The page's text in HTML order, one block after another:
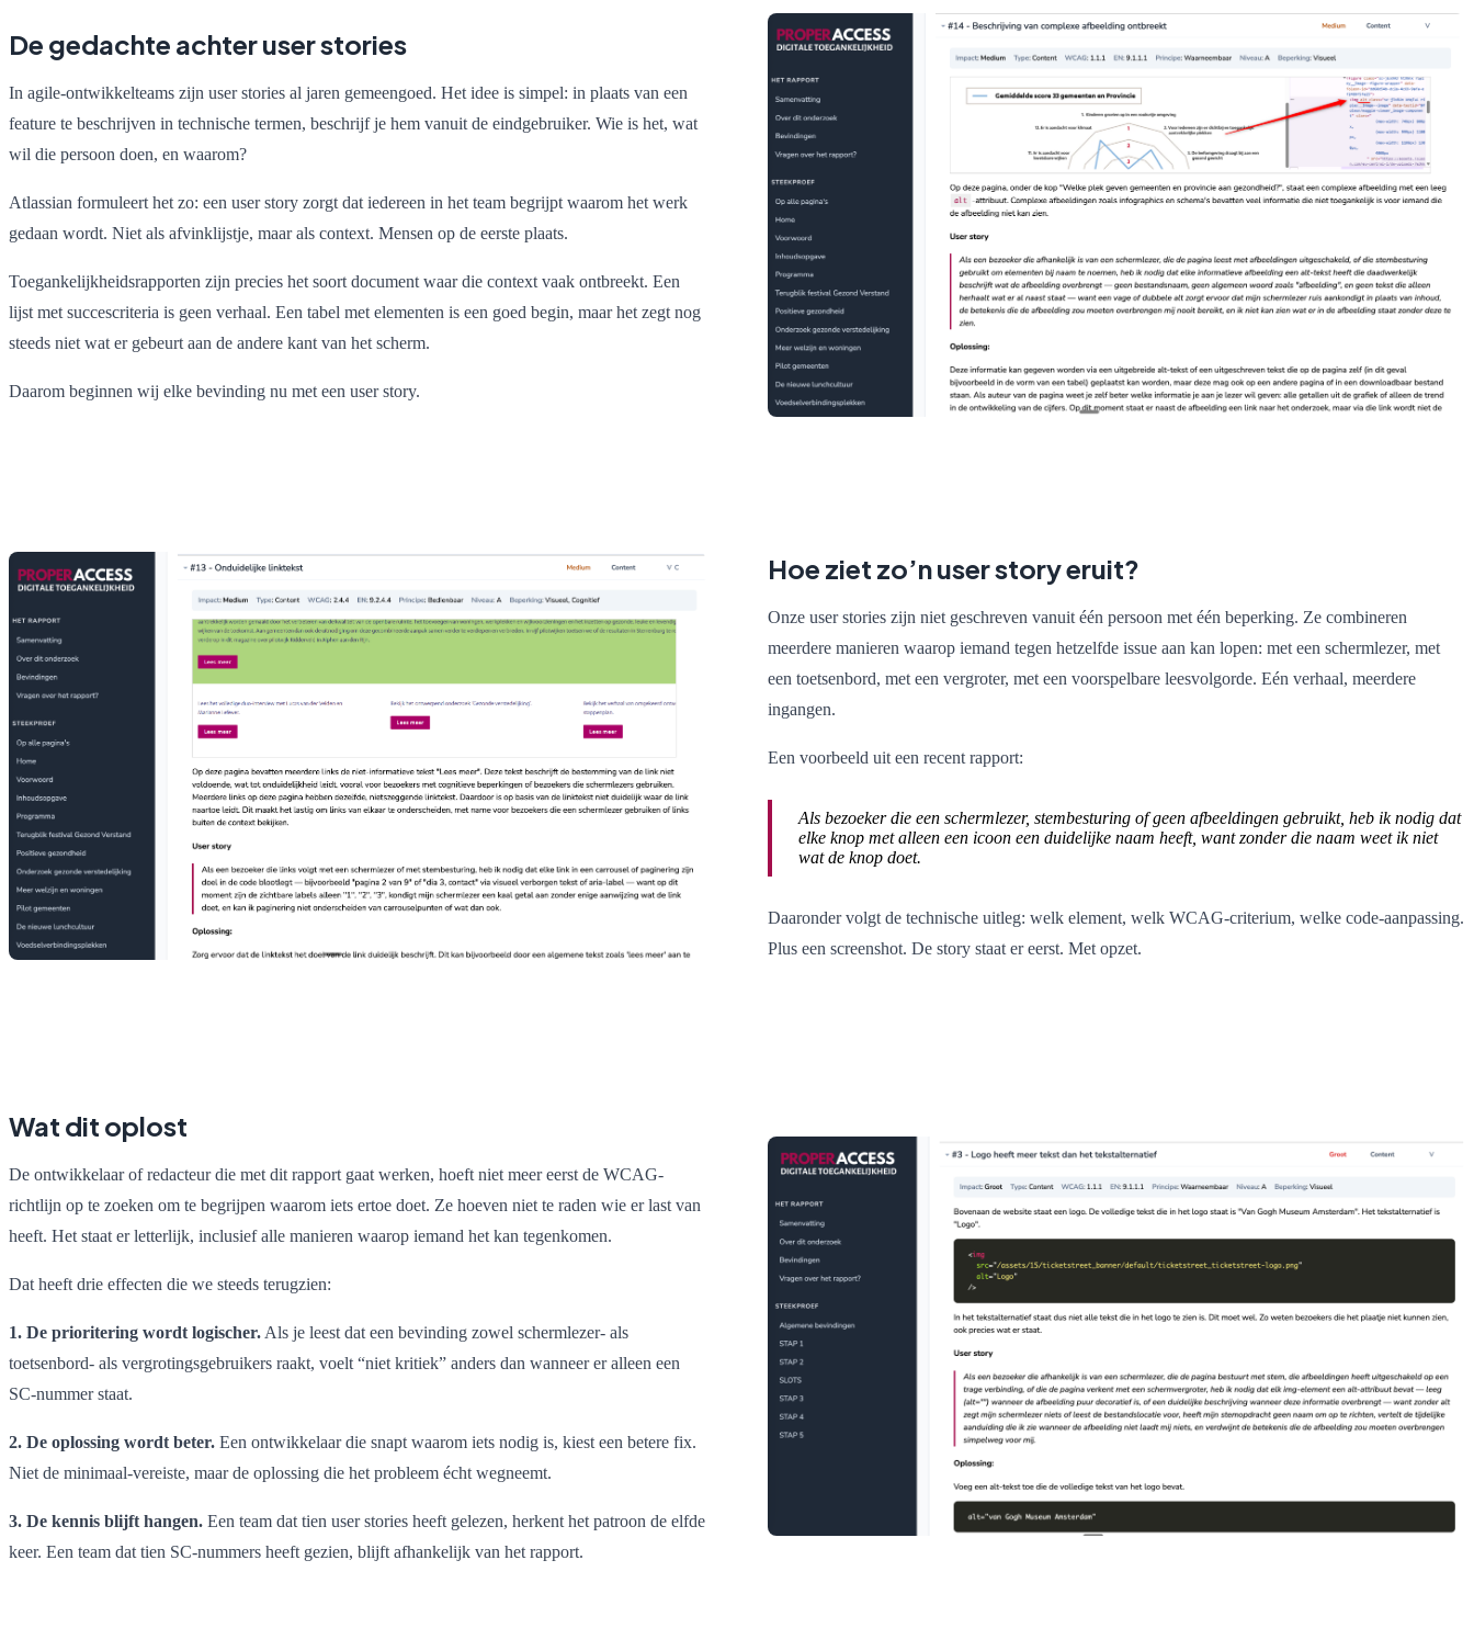
De gedachte achter user stories
In agile-ontwikkelteams zijn user stories al jaren gemeengoed. Het idee is simpel: in plaats van een
feature te beschrijven in technische termen, beschrijf je hem vanuit de eindgebruiker. Wie is het, wat
wil die persoon doen, en waarom?
Atlassian formuleert het zo: een user story zorgt dat iedereen in het team begrijpt waarom het werk
gedaan wordt. Niet als afvinklijstje, maar als context. Mensen op de eerste plaats.
Toegankelijkheidsrapporten zijn precies het soort document waar die context vaak ontbreekt. Een
lijst met succescriteria is geen verhaal. Een tabel met elementen is een goed begin, maar het zegt nog
steeds niet wat er gebeurt aan de andere kant van het scherm.
Daarom beginnen wij elke bevinding nu met een user story.
Hoe ziet zo’n user story eruit?
Onze user stories zijn niet geschreven vanuit één persoon met één beperking. Ze combineren
meerdere manieren waarop iemand tegen hetzelfde issue aan kan lopen: met een schermlezer, met
een toetsenbord, met een vergroter, met een voorspelbare leesvolgorde. Eén verhaal, meerdere
ingangen.
Een voorbeeld uit een recent rapport:
Als bezoeker die een schermlezer, stembesturing of geen afbeeldingen gebruikt, heb ik nodig dat
elke knop met alleen een icoon een duidelijke naam heeft, want zonder die naam weet ik niet
wat de knop doet.
Daaronder volgt de technische uitleg: welk element, welk WCAG-criterium, welke code-aanpassing.
Plus een screenshot. De story staat er eerst. Met opzet.
Wat dit oplost
De ontwikkelaar of redacteur die met dit rapport gaat werken, hoeft niet meer eerst de WCAG-
richtlijn op te zoeken om te begrijpen waarom iets ertoe doet. Ze hoeven niet te raden wie er last van
heeft. Het staat er letterlijk, inclusief alle manieren waarop iemand het kan tegenkomen.
Dat heeft drie effecten die we steeds terugzien:
1. De prioritering wordt logischer. Als je leest dat een bevinding zowel schermlezer- als
toetsenbord- als vergrotingsgebruikers raakt, voelt “niet kritiek” anders dan wanneer er alleen een
SC-nummer staat.
2. De oplossing wordt beter. Een ontwikkelaar die snapt waarom iets nodig is, kiest een betere fix.
Niet de minimaal-vereiste, maar de oplossing die het probleem écht wegneemt.
3. De kennis blijft hangen. Een team dat tien user stories heeft gelezen, herkent het patroon de elfde
keer. Een team dat tien SC-nummers heeft gezien, blijft afhankelijk van het rapport.